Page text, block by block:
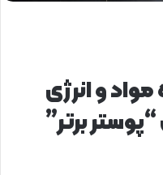
و انرژی
برتر”